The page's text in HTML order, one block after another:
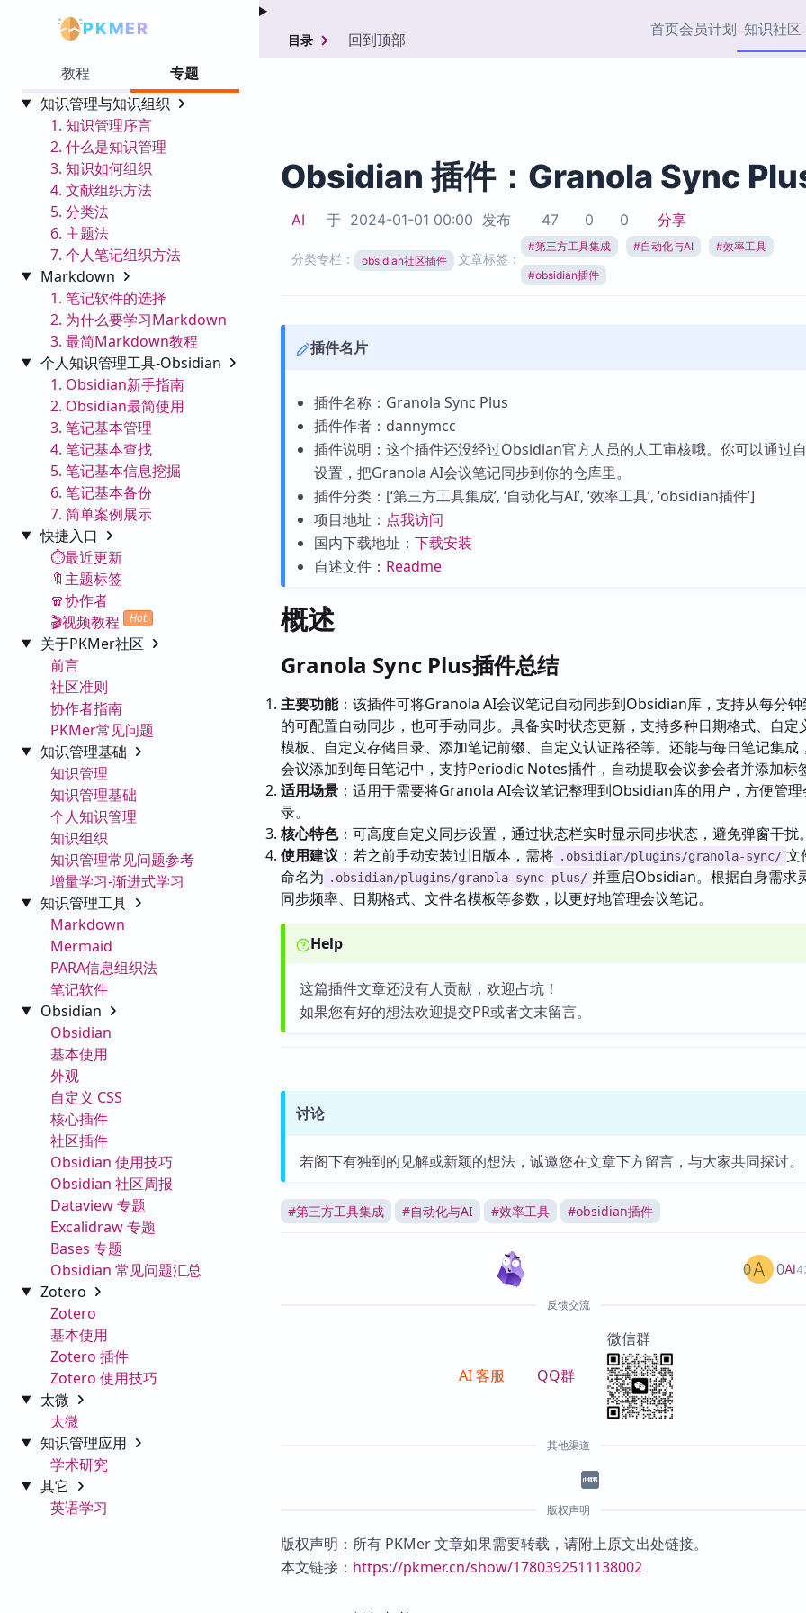
PKMER 首页会员计划 知识社区
协作者
热门链接Top5
加速访问 Obsidian 官方
市场
Zotero 插件
教程
专题
知识管理与知识组织
1. 知识管理序言
2. 什么是知识管理
3. 知识如何组织
4. 文献组织方法
5. 分类法
6. 主题法
7. 个人笔记组织方法
Markdown
1. 笔记软件的选择
2. 为什么要学习Markdown
3. 最简Markdown教程
个人知识管理工具-Obsidian
1. Obsidian新手指南
2. Obsidian最简使用
3. 笔记基本管理
4. 笔记基本查找
5. 笔记基本信息挖掘
6. 笔记基本备份
7. 简单案例展示
快捷入口
⏱️最近更新
🔖主题标签
🧣协作者
🎬视频教程
Hot
关于PKMer社区
前言
社区准则
协作者指南
PKMer常见问题
知识管理基础
知识管理
知识管理基础
个人知识管理
知识组织
知识管理常见问题参考
增量学习-渐进式学习
知识管理工具
Markdown
Mermaid
PARA信息组织法
笔记软件
Obsidian
Obsidian
基本使用
外观
自定义 CSS
核心插件
社区插件
Obsidian 使用技巧
Obsidian 社区周报
Dataview 专题
Excalidraw 专题
Bases 专题
Obsidian 常见问题汇总
Zotero
Zotero
基本使用
Zotero 插件
Zotero 使用技巧
太微
太微
知识管理应用
学术研究
其它
英语学习
目录 回到顶部
Obsidian 插件：Granola Sync
AI 于 2024-01-01 00:00 发布 47 0 0 分享
分类专栏： obsidian社区插件 文章标签：
#第三方工具集成 #自动化与AI #效率工具
#obsidian插件
插件名片
插件名称：Granola Sync Plus
插件作者：dannymcc
插件说明：这个插件还没经过Obsidian官方人员的人工审核哦。你可以通过
设置，把Granola AI会议笔记同步到你的仓库里。
插件分类：[‘第三方工具集成’, ‘自动化与AI’, ‘效率工具’, ‘obsidian插件’]
项目地址： 点我访问
国内下载地址： 下载安装
自述文件： Readme
概述
Granola Sync Plus插件总结
主要功能：该插件可将Granola AI会议笔记自动同步到Obsidian库，支持从每分钟
的可配置自动同步，也可手动同步。具备实时状态更新，支持多种日期格式、自定
模板、自定义存储目录、添加笔记前缀、自定义认证路径等。还能与每日笔记集成
会议添加到每日笔记中，支持Periodic Notes插件，自动提取会议参会者并添加标签
适用场景 ：适用于需要将Granola AI会议笔记整理到Obsidian库的用户，方便管
录。
核心特色：可高度自定义同步设置，通过状态栏实时显示同步状态，避免弹窗干扰。
使用建议 ：若之前手动安装过旧版本，需将 .obsidian/plugins/granola-sync/ 文
命名为 .obsidian/plugins/granola-sync-plus/ 并重启Obsidian。根据自身需求
同步频率、日期格式、文件名模板等参数，以更好地管理会议笔记。
Help
这篇插件文章还没有人贡献，欢迎占坑！
如果您有好的想法欢迎提交PR或者文末留言。
讨论
若阁下有独到的见解或新颖的想法，诚邀您在文章下方留言，与大家共同探讨。
#第三方工具集成 #自动化与AI #效率工具 #obsidian插件
AI
0 0
反馈交流
AI 客服 QQ群
微信群
其他渠道
版权声明
版权声明：所有 PKMer 文章如果需要转载，请附上原文出处链接。
本文链接： https://pkmer.cn/show/1780392511138002